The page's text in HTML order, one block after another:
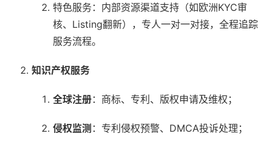
特色服务：内部资源渠道支持（如欧洲KYC审
核、Listing翻新），专人一对一对接，全程追踪
服务流程。
知识产权服务
全球注册：商标、专利、版权申请及维权；
侵权监测 ：专利侵权预警、DMCA投诉处理；